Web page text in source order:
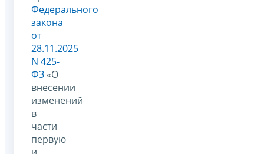
Федерального
закона
от
28.11.2025
N 425-
ФЗ «О
внесении
изменений
в
части
первую